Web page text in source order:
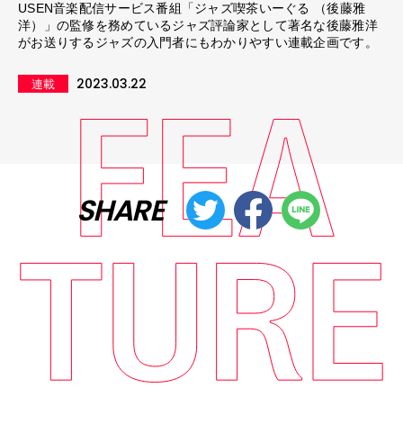
USEN音楽配信サービス番組「ジャズ喫茶いーぐる （後藤雅
洋）」の監修を務めているジャズ評論家として著名な後藤雅洋
がお送りするジャズの入門者にもわかりやすい連載企画です。
連載 2023.03.22
SHARE